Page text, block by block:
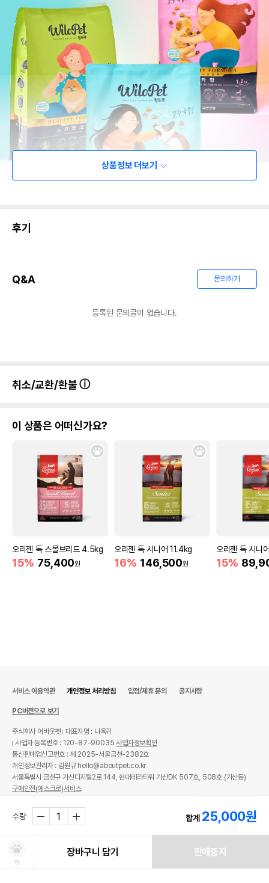
상품정보 더보기
후기
Q&A 문의하기
등록된 문의글이 없습니다.
취소/교환/환불
이 상품은 어떠신가요?
오리젠 독 스몰브리드 4.5kg
15% 75,400원
오리젠 독 시니어 11.4kg
16% 146,500원
오리젠 독 시니
15%
수량 합계 25,000원
찜
장바구니 담기 판매중지
서비스 이용약관 개인정보 처리방침 입점/제휴 문의 공지사항
PC버전으로 보기
주식회사 어바웃펫
대표자명 : 나옥귀
사업자 등록번호 : 120-87-90035사업자정보확인
통신판매업신고번호 : 제 2025-서울금천-2382호
개인정보관리자 : 김원규 hello@aboutpet.co.kr
서울특별시 금천구 가산디지털2로 144, 현대테라타워 가산DK 507호, 508호 (가산동)
구매안전(에스크로)서비스